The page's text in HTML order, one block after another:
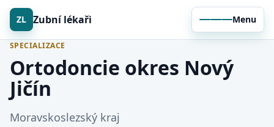
ZL Zubní lékaři Menu
SPECIALIZACE
Ortodoncie okres Nový
Jičín
Moravskoslezský kraj